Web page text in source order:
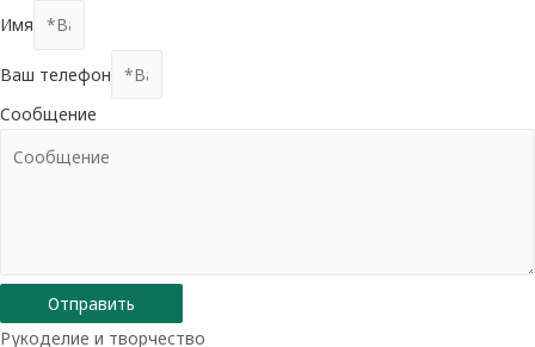
Имя
Ваш телефон
Сообщение
Отправить
Рукоделие и творчество